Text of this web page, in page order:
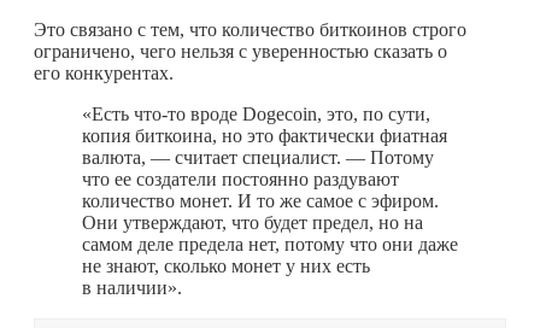
Это связано с тем, что количество биткоинов строго
ограничено, чего нельзя с уверенностью сказать о
его конкурентах.
«Есть что-то вроде Dogecoin, это, по сути,
копия биткоина, но это фактически фиатная
валюта, — считает специалист. — Потому
что ее создатели постоянно раздувают
количество монет. И то же самое с эфиром.
Они утверждают, что будет предел, но на
самом деле предела нет, потому что они даже
не знают, сколько монет у них есть
в наличии».